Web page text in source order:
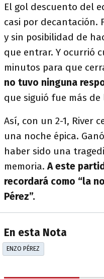
El gol descuento del
casi por decantación.
y sin posibilidad de
que entrar. Y ocurrió
minutos para que
no tuvo ninguna
que siguió fue más
Así, con un 2-1, River
una noche épica.
haber sido una
memoria. A este
recordará como “la
Pérez”.
En esta Nota
ENZO PÉREZ